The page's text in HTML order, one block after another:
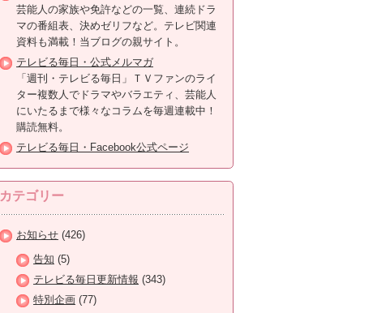
芸能人の家族や免許などの一覧、連続ドラ
マの番組表、決めゼリフなど。テレビ関連
資料も満載！当ブログの親サイト。
テレビる毎日・公式メルマガ
「週刊・テレビる毎日」ＴＶファンのライ
ター複数人でドラマやバラエティ、芸能人
にいたるまで様々なコラムを毎週連載中！
購読無料。
テレビる毎日・Facebook公式ページ
カテゴリー
お知らせ (426)
告知 (5)
テレビる毎日更新情報 (343)
特別企画 (77)